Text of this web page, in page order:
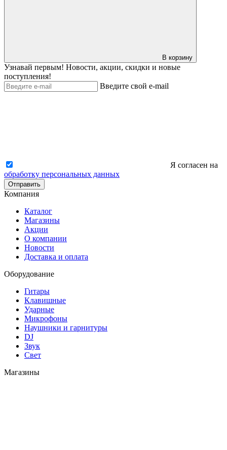
В корзину
Узнавай первым! Новости, акции, скидки и новые
поступления!
Введите свой e-mail
Я согласен на
обработку персональных данных
Отправить
Компания
Каталог
Магазины
Акции
О компании
Новости
Доставка и оплата
Оборудование
Гитары
Клавишные
Ударные
Микрофоны
Наушники и гарнитуры
DJ
Звук
Свет
Магазины